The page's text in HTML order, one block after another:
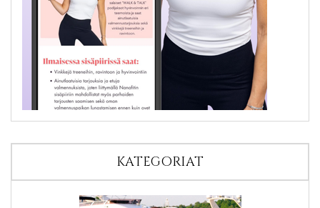
KATEGORIAT